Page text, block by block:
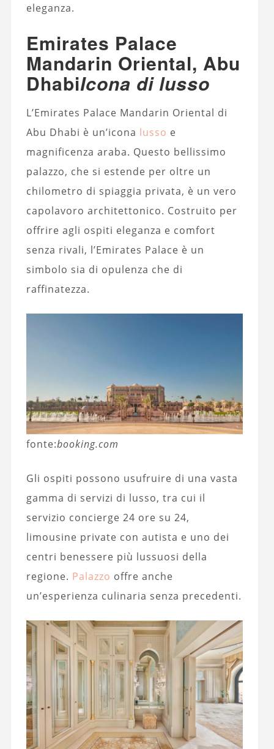
eleganza.
Emirates Palace
Mandarin Oriental, Abu
DhabiIcona di lusso
L’Emirates Palace Mandarin Oriental di
Abu Dhabi è un’icona lusso e
magnificenza araba. Questo bellissimo
palazzo, che si estende per oltre un
chilometro di spiaggia privata, è un vero
capolavoro architettonico. Costruito per
offrire agli ospiti eleganza e comfort
senza rivali, l’Emirates Palace è un
simbolo sia di opulenza che di
raffinatezza.
fonte:booking.com
Gli ospiti possono usufruire di una vasta
gamma di servizi di lusso, tra cui il
servizio concierge 24 ore su 24,
limousine private con autista e uno dei
centri benessere più lussuosi della
regione. Palazzo offre anche
un’esperienza culinaria senza precedenti.